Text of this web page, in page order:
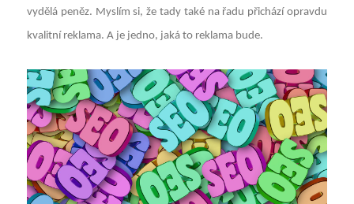
vydělá peněz. Myslím si, že tady také na řadu přichází opravdu
kvalitní reklama. A je jedno, jaká to reklama bude.